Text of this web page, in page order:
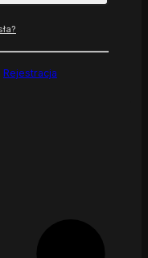
Rejestracja